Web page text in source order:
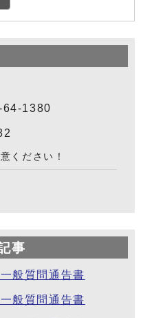
64-1380
ください！
事
般質問通告書
般質問通告書